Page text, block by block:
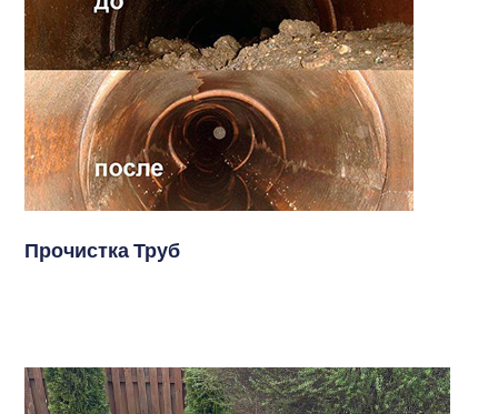
Прочистка Труб